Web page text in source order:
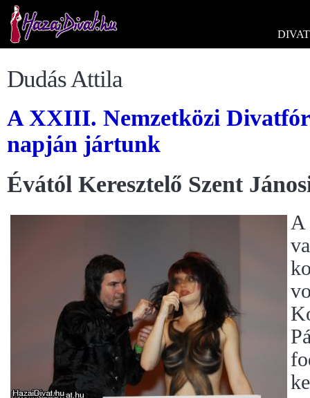
DIVAT
Dudás Attila
A XXIII. Nemzetközi
napján jártunk
Évától Keresztelő Szent
A